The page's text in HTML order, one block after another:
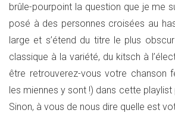
brûle-pourpoint la question que je me
posé à des personnes croisées au
large et s’étend du titre le plus
classique à la variété, du kitsch à
être retrouverez-vous votre chanson
les miennes y sont !) dans cette playlist
Sinon, à vous de nous dire quelle est